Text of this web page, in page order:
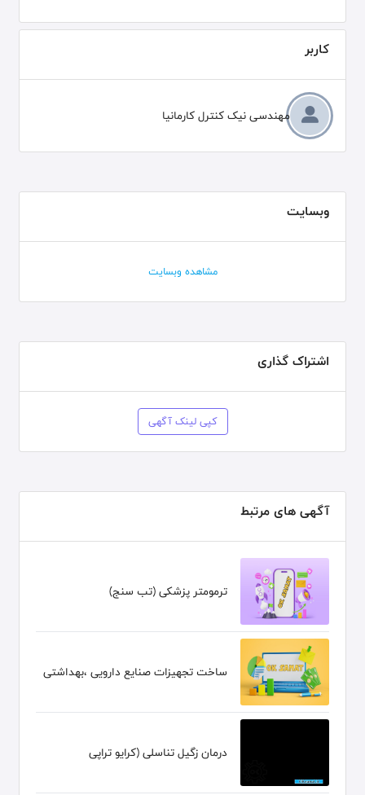
کاربر
مهندسی نیک کنترل کارمانیا
وبسایت
مشاهده وبسایت
اشتراک گذاری
کپی لینک آگهی
آگهی های مرتبط
ترمومتر پزشکی (تب سنج)
ساخت تجهیزات صنایع دارویی ،بهداشتی
درمان زگیل تناسلی (کرایو تراپی